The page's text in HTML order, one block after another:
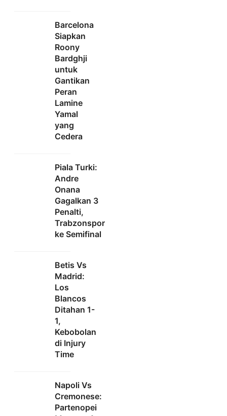
Barcelona
Siapkan
Roony
Bardghji
untuk
Gantikan
Peran
Lamine
Yamal
yang
Cedera
Piala Turki:
Andre
Onana
Gagalkan 3
Penalti,
Trabzonspor
ke Semifinal
Betis Vs
Madrid:
Los
Blancos
Ditahan 1-
1,
Kebobolan
di Injury
Time
Napoli Vs
Cremonese:
Partenopei